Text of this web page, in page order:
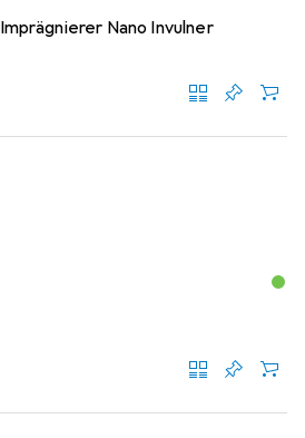
Imprägnierer Nano Invulner